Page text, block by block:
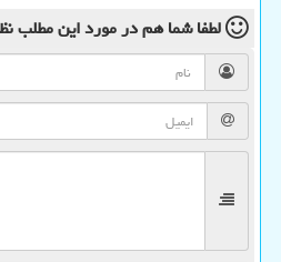
لطفا شما همدر مورد این مطلب